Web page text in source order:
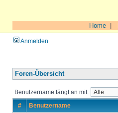
Home
Anmelden
Foren-Übersicht
Benutzername fängt an mit:
# Benutzername